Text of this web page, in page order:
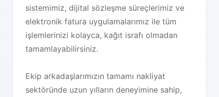
sistemimiz, dijital sözleşme süreçlerimiz ve
elektronik fatura uygulamalarımız ile tüm
işlemlerinizi kolayca, kağıt israfı olmadan
tamamlayabilirsiniz.
Ekip arkadaşlarımızın tamamı nakliyat
sektöründe uzun yılların deneyimine sahip,